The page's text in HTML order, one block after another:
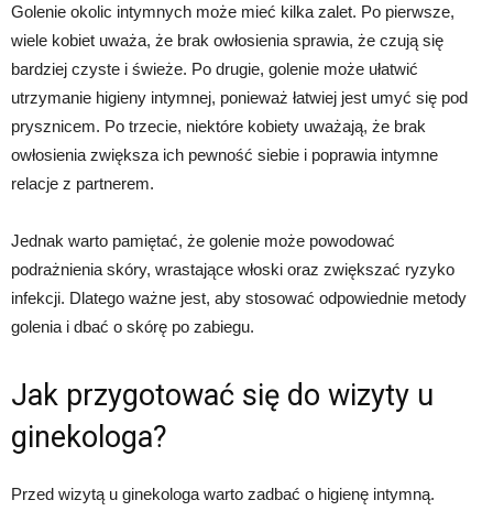
Golenie okolic intymnych może mieć kilka zalet. Po pierwsze,
wiele kobiet uważa, że brak owłosienia sprawia, że czują się
bardziej czyste i świeże. Po drugie, golenie może ułatwić
utrzymanie higieny intymnej, ponieważ łatwiej jest umyć się pod
prysznicem. Po trzecie, niektóre kobiety uważają, że brak
owłosienia zwiększa ich pewność siebie i poprawia intymne
relacje z partnerem.
Jednak warto pamiętać, że golenie może powodować
podrażnienia skóry, wrastające włoski oraz zwiększać ryzyko
infekcji. Dlatego ważne jest, aby stosować odpowiednie metody
golenia i dbać o skórę po zabiegu.
Jak przygotować się do wizyty u
ginekologa?
Przed wizytą u ginekologa warto zadbać o higienę intymną.